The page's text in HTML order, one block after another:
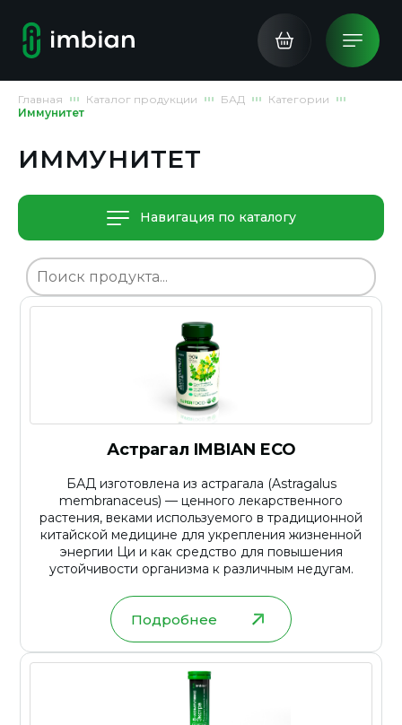
Главная Каталог продукции БАД
Категории
Иммунитет
ИММУНИТЕТ
Навигация по каталогу
Астрагал IMBIAN ECO
БАД изготовлена из астрагала (Astragalus
membranaceus) — ценного лекарственного
растения, веками используемого в традиционной
китайской медицине для укрепления жизненной
энергии Ци и как средство для повышения
устойчивости организма к различным недугам.
Подробнее